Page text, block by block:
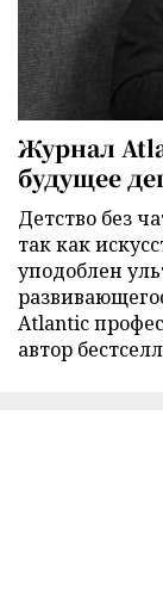
Журнал
будущее
Детство без
так как
уподоблен
Atlantic
автор